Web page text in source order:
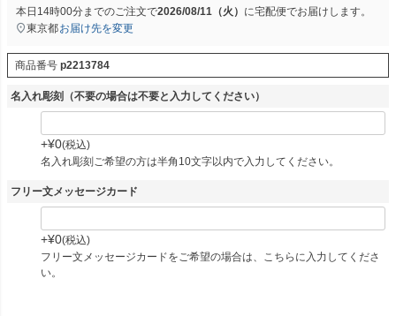
本日 14時00分までのご注文で2026/08/11（火） に宅配便でお届けします。
東京都お届け先を変更
商品番号 p2213784
名入れ彫刻（不要の場合は不要と入力してください）
+¥0 税込
名入れ彫刻ご希望の方は半角10文字以内で入力してください。
フリー文メッセージカード
+¥0 税込
フリー文メッセージカードをご希望の場合は、こちらに入力してくださ
い。